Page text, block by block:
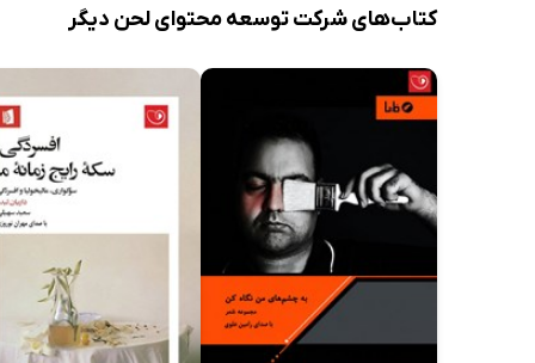
کتاب‌های شرکت توسعه محتوای لحن دیگر